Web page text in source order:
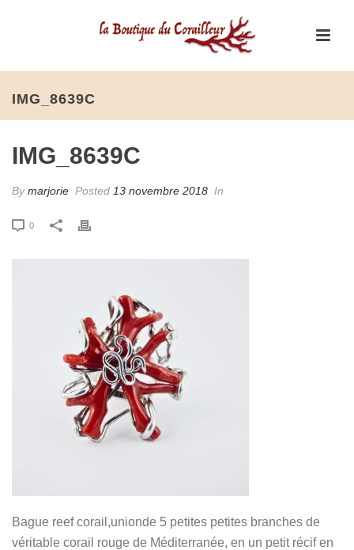
IMG_8639C
IMG_8639C
Bymarjorie Posted 13 novembre 2018 In
0
Bague reef corail,unionde 5 petites petites branches de
véritable corail rouge de Méditerranée, en un petit récif en